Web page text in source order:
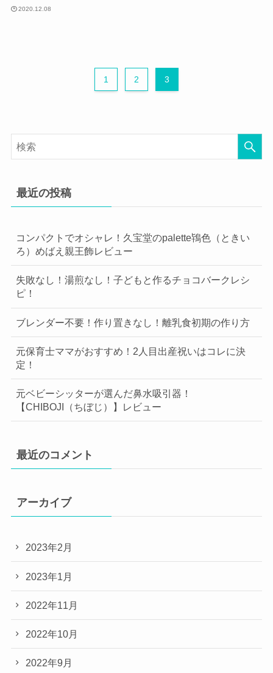
2020.12.08
1 2 3
最近の投稿
コンパクトでオシャレ！久宝堂のpalette鴇色（ときい
ろ）めばえ親王飾レビュー
失敗なし！湯煎なし！子どもと作るチョコバークレシ
ピ！
ブレンダー不要！作り置きなし！離乳食初期の作り方
元保育士ママがおすすめ！2人目出産祝いはコレに決
定！
元ベビーシッターが選んだ鼻水吸引器！
【CHIBOJI（ちぼじ）】レビュー
最近のコメント
アーカイブ
2023年2月
2023年1月
2022年11月
2022年10月
2022年9月